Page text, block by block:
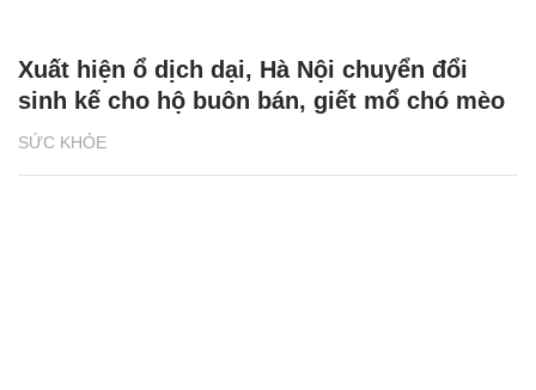
SỨC KHỎE
Xuất hiện ổ dịch dại, Hà Nội chuyển đổi
sinh kế cho hộ buôn bán, giết mổ chó mèo